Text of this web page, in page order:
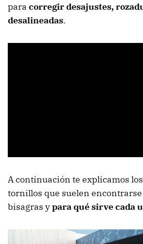
para corregir desajustes,
desalineadas.
A continuación te explicamos
tornillos que suelen
bisagras ypara qué sirve cada